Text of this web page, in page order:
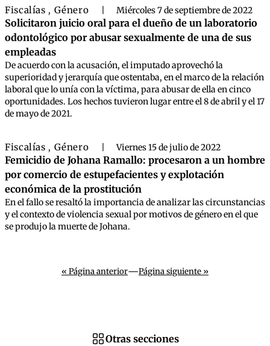
Fiscalías , Género Miércoles 7 de septiembre de 2022
Solicitaron juicio oral para el dueño de un laboratorio
odontológico por abusar sexualmente de una de sus
empleadas
De acuerdo con la acusación, el imputado aprovechó la
superioridad y jerarquía que ostentaba, en el marco de la relación
laboral que lo unía con la víctima, para abusar de ella en cinco
oportunidades. Los hechos tuvieron lugar entre el 8 de abril y el 17
de mayo de 2021.
Fiscalías , Género Viernes 15 de julio de 2022
Femicidio de Johana Ramallo: procesaron a un hombre
por comercio de estupefacientes y explotación
económica de la prostitución
En el fallo se resaltó la importancia de analizar las circunstancias
y el contexto de violencia sexual por motivos de género en el que
se produjo la muerte de Johana.
« Página anterior—Página siguiente »
Otras secciones